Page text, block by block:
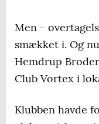
Men -
smækket i. Og
Hemdrup
Club Vortex i
Klubben havde